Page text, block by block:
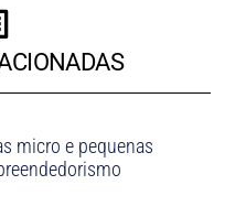
micro e pequenas